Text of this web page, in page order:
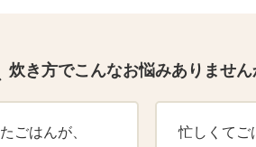
炊き方でこんなお悩みありません
ごはんが、
忙しくてご